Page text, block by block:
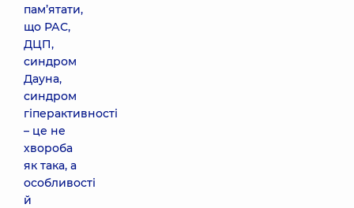
пам’ятати,
що РАС,
ДЦП,
синдром
Дауна,
синдром
гіперактивності
– це не
хвороба
як така, а
особливості
й